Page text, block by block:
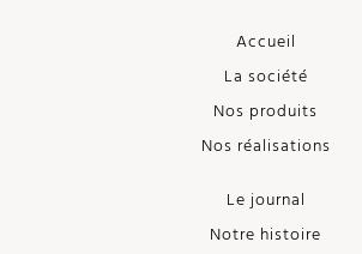
Accueil
La société
Nos produits
Nos réalisations
Le journal
Notre histoire